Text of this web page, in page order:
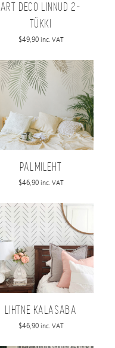
ART DECO LINNUD 2-
TÜKKI
$49,90 inc. VAT
PALMILEHT
$46,90 inc. VAT
LIHTNE KALASABA
$46,90 inc. VAT